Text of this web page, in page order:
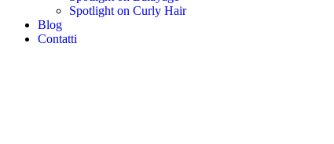
Spotlight on Curly Hair
Blog
Contatti